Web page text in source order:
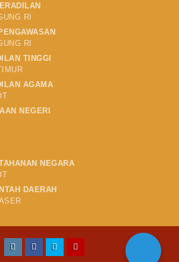
RI
RI
TINGGI
AGAMA
NEGERI
NEGARA
DAERAH